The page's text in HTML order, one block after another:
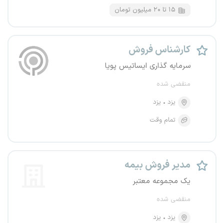
۱۵ تا ۲۰ میلیون تومان
کارشناس فروش
سرمایه گذاری ایساتیس پویا
منقضی شده
یزد
یزد
تمام وقت
مدیر فروش بیمه
یک مجموعه معتبر
منقضی شده
یزد
یزد